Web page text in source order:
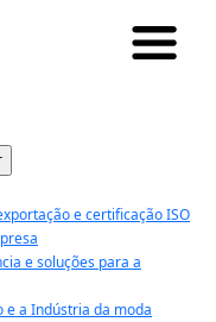
e certificação ISO
e soluções para a
e a Indústria da moda